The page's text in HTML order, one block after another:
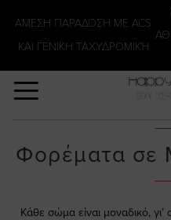
ΑΜΕΣΗ ΠΑΡΑΔΟΣΗ ΜΕ ACS
ΚΑΙ ΓΕΝΙΚΗ ΤΑΧΥΔΡΟΜΙΚΉ
Φορέματα σε
Κάθε σώμα είναι μοναδικό, γι’
Αναζήτηση